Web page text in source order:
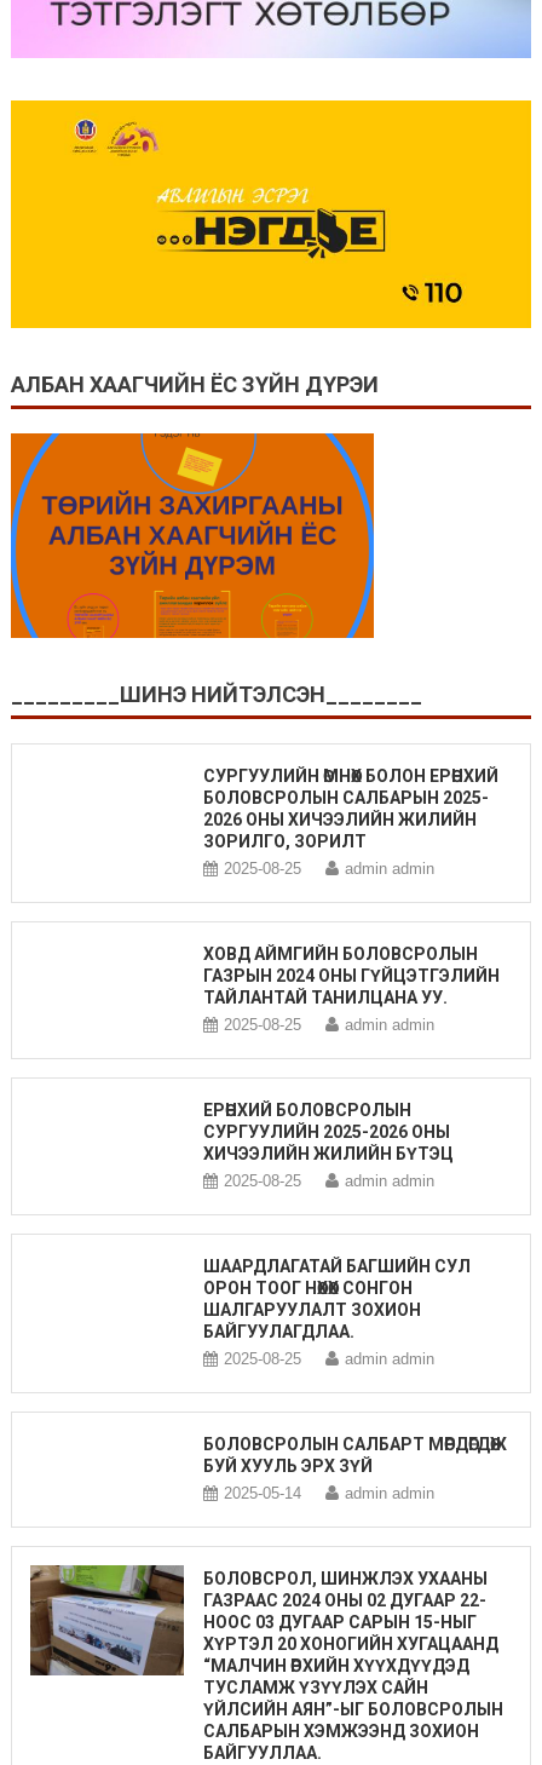
АЛБАН ХААГЧИЙН ЁС ЗҮЙН ДҮРЭИ
_________ШИНЭ НИЙТЭЛСЭН________
СУРГУУЛИЙН ӨМНӨХ БОЛОН ЕРӨНХИЙ
БОЛОВСРОЛЫН САЛБАРЫН 2025-
2026 ОНЫ ХИЧЭЭЛИЙН ЖИЛИЙН
ЗОРИЛГО, ЗОРИЛТ
2025-08-25 admin admin
ХОВД АЙМГИЙН БОЛОВСРОЛЫН
ГАЗРЫН 2024 ОНЫ ГҮЙЦЭТГЭЛИЙН
ТАЙЛАНТАЙ ТАНИЛЦАНА УУ.
2025-08-25 admin admin
ЕРӨНХИЙ БОЛОВСРОЛЫН
СУРГУУЛИЙН 2025-2026 ОНЫ
ХИЧЭЭЛИЙН ЖИЛИЙН БҮТЭЦ
2025-08-25 admin admin
ШААРДЛАГАТАЙ БАГШИЙН СУЛ
ОРОН ТООГ НӨХӨХ СОНГОН
ШАЛГАРУУЛАЛТ ЗОХИОН
БАЙГУУЛАГДЛАА.
2025-08-25 admin admin
БОЛОВСРОЛЫН САЛБАРТ МӨРДӨГДӨЖ
БУЙ ХУУЛЬ ЭРХ ЗҮЙ
2025-05-14 admin admin
БОЛОВСРОЛ, ШИНЖЛЭХ УХААНЫ
ГАЗРААС 2024 ОНЫ 02 ДУГААР 22-
НООС 03 ДУГААР САРЫН 15-НЫГ
ХҮРТЭЛ 20 ХОНОГИЙН ХУГАЦААНД
“МАЛЧИН ӨРХИЙН ХҮҮХДҮҮДЭД
ТУСЛАМЖ ҮЗҮҮЛЭХ САЙН
ҮЙЛСИЙН АЯН”-ЫГ БОЛОВСРОЛЫН
САЛБАРЫН ХЭМЖЭЭНД ЗОХИОН
БАЙГУУЛЛАА.